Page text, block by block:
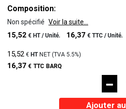
Composition:
Non spécifié Voir la suite...
15,52 € HT /Unité. 16,37 € TTC /Unité.
15,52 € HTNET (TVA 5.5%)
16,37 € TTC BARQ
Ajouter au